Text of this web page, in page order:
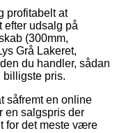
profitabelt at
efter udsalg på
(300mm,
Grå Lakeret,
du handler, sådan
billigste pris.
såfremt en online
en salgspris der
for det meste være